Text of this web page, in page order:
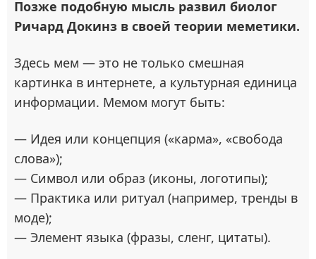
Позже подобную мысль развил биолог
Ричард Докинз в своей теории меметики.
Здесь мем — это не только смешная
картинка в интернете, а культурная единица
информации. Мемом могут быть:
— Идея или концепция («карма», «свобода
слова»);
— Символ или образ (иконы, логотипы);
— Практика или ритуал (например, тренды в
моде);
— Элемент языка (фразы, сленг, цитаты).